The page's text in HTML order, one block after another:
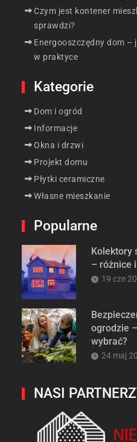
Czym jest kontener
sprawdzi?
Energooszczędny dom
w praktyce
Kategorie
Dom i ogród
Informacje
Okna i drzwi
Projekt domu
Płytki ceramiczne
Własne mieszkanie
Popularne
Kolektory
– różnice
19 cze
ogrodzie
wybrać?
24 maj
NASI